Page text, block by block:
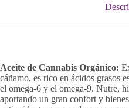
Aceite de Cannabis Orgánico:
cáñamo, es rico en ácidos grasos
el omega-6 y el omega-9. Nutre,
aportando un gran confort y